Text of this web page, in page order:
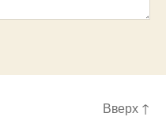
Вверх ↑